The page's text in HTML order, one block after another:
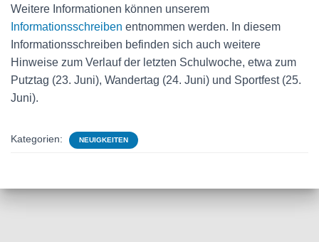
Weitere Informationen können unserem
Informationsschreiben entnommen werden. In diesem
Informationsschreiben befinden sich auch weitere
Hinweise zum Verlauf der letzten Schulwoche, etwa zum
Putztag (23. Juni), Wandertag (24. Juni) und Sportfest (25.
Juni).
Kategorien: NEUIGKEITEN